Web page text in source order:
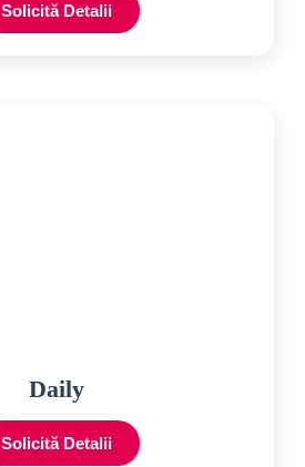
Solicită Detalii
Daily
Solicită Detalii